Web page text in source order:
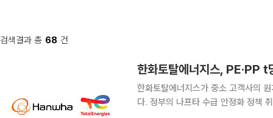
검색결과 총 68 건
한화토탈에너지스, PE·PP
한화토탈에너지스가 중소 고객사의
다. 정부의 나프타 수급 안정화 정책